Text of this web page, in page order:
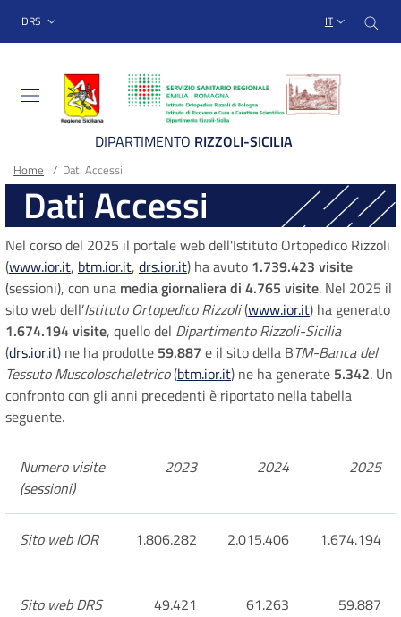
Sito Web Istituto
menu top-bar
DRS IT
DIPARTIMENTO RIZZOLI-SICILIA
Main container
Briciole
di
pane
Home / Dati Accessi
Dati Accessi
Nel corso del 2025 il portale web dell'Istituto Ortopedico Rizzoli
(www.ior.it, btm.ior.it, drs.ior.it) ha avuto 1.739.423 visite
(sessioni), con una media giornaliera di 4.765 visite. Nel 2025 il
sito web dell’Istituto Ortopedico Rizzoli(www.ior.it) ha generato
1.674.194 visite, quello del Dipartimento Rizzoli-Sicilia
(drs.ior.it) ne ha prodotte 59.887 e il sito della BTM-Banca del
Tessuto Muscoloscheletrico(btm.ior.it) ne ha generate 5.342. Un
confronto con gli anni precedenti è riportato nella tabella
seguente.
Numero visite
(sessioni)
2023 2024 2025
Sito web IOR 1.806.282 2.015.406 1.674.194
Sito web DRS 49.421 61.263 59.887